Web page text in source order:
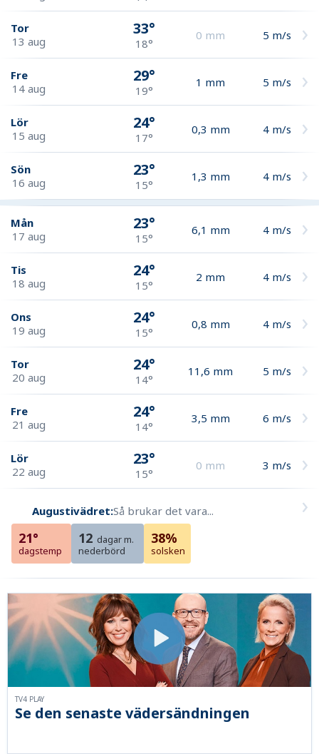
Tor
13 aug
33°
18°
0 mm 5 m/s
Fre
14 aug
29°
19°
1 mm 5 m/s
Lör
15 aug
24°
17°
0,3 mm 4 m/s
Sön
16 aug
23°
15°
1,3 mm 4 m/s
Mån
17 aug
23°
15°
6,1 mm 4 m/s
Tis
18 aug
24°
15°
2 mm 4 m/s
Ons
19 aug
24°
15°
0,8 mm 4 m/s
Tor
20 aug
24°
14°
11,6 mm 5 m/s
Fre
21 aug
24°
14°
3,5 mm 6 m/s
Lör
22 aug
23°
15°
0 mm 3 m/s
Augustivädret:Så brukar det vara...
21°
dagstemp
12 dagar m.
nederbörd
38%
solsken
Se den senaste vädersändningen
TV4 PLAY